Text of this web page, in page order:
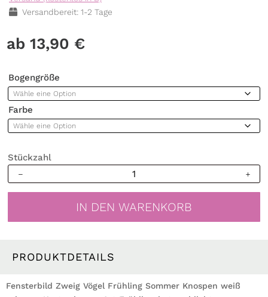
Versandbereit: 1-2 Tage
13,90 €
Bogengröße
Farbe
Stückzahl
Zweig
weiß
Kontur
junger
IN DEN WARENKORB
PRODUKTDETAILS
Fensterbild Zweig Vögel Frühling Sommer Knospen weiß